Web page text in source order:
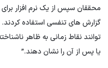
محققان سپس از یک نرم افزار
گزارش های تنفسی استفاده
توانند نقاط زمانی به ظاهر
یا پس از آن را نشان دهند.”